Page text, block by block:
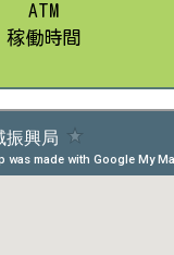
ATM
稼働時間